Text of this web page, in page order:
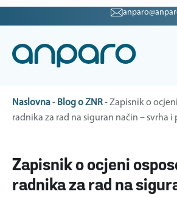
Naslovna- Blog o ZNR-Zapisnik o
radnika za rad na siguran način – svrha i
Zapisnik o ocjeni
radnika za rad na